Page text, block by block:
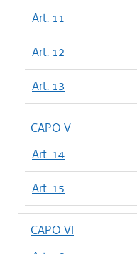
Art. 11
Art. 12
Art. 13
CAPO V
Art. 14
Art. 15
CAPO VI